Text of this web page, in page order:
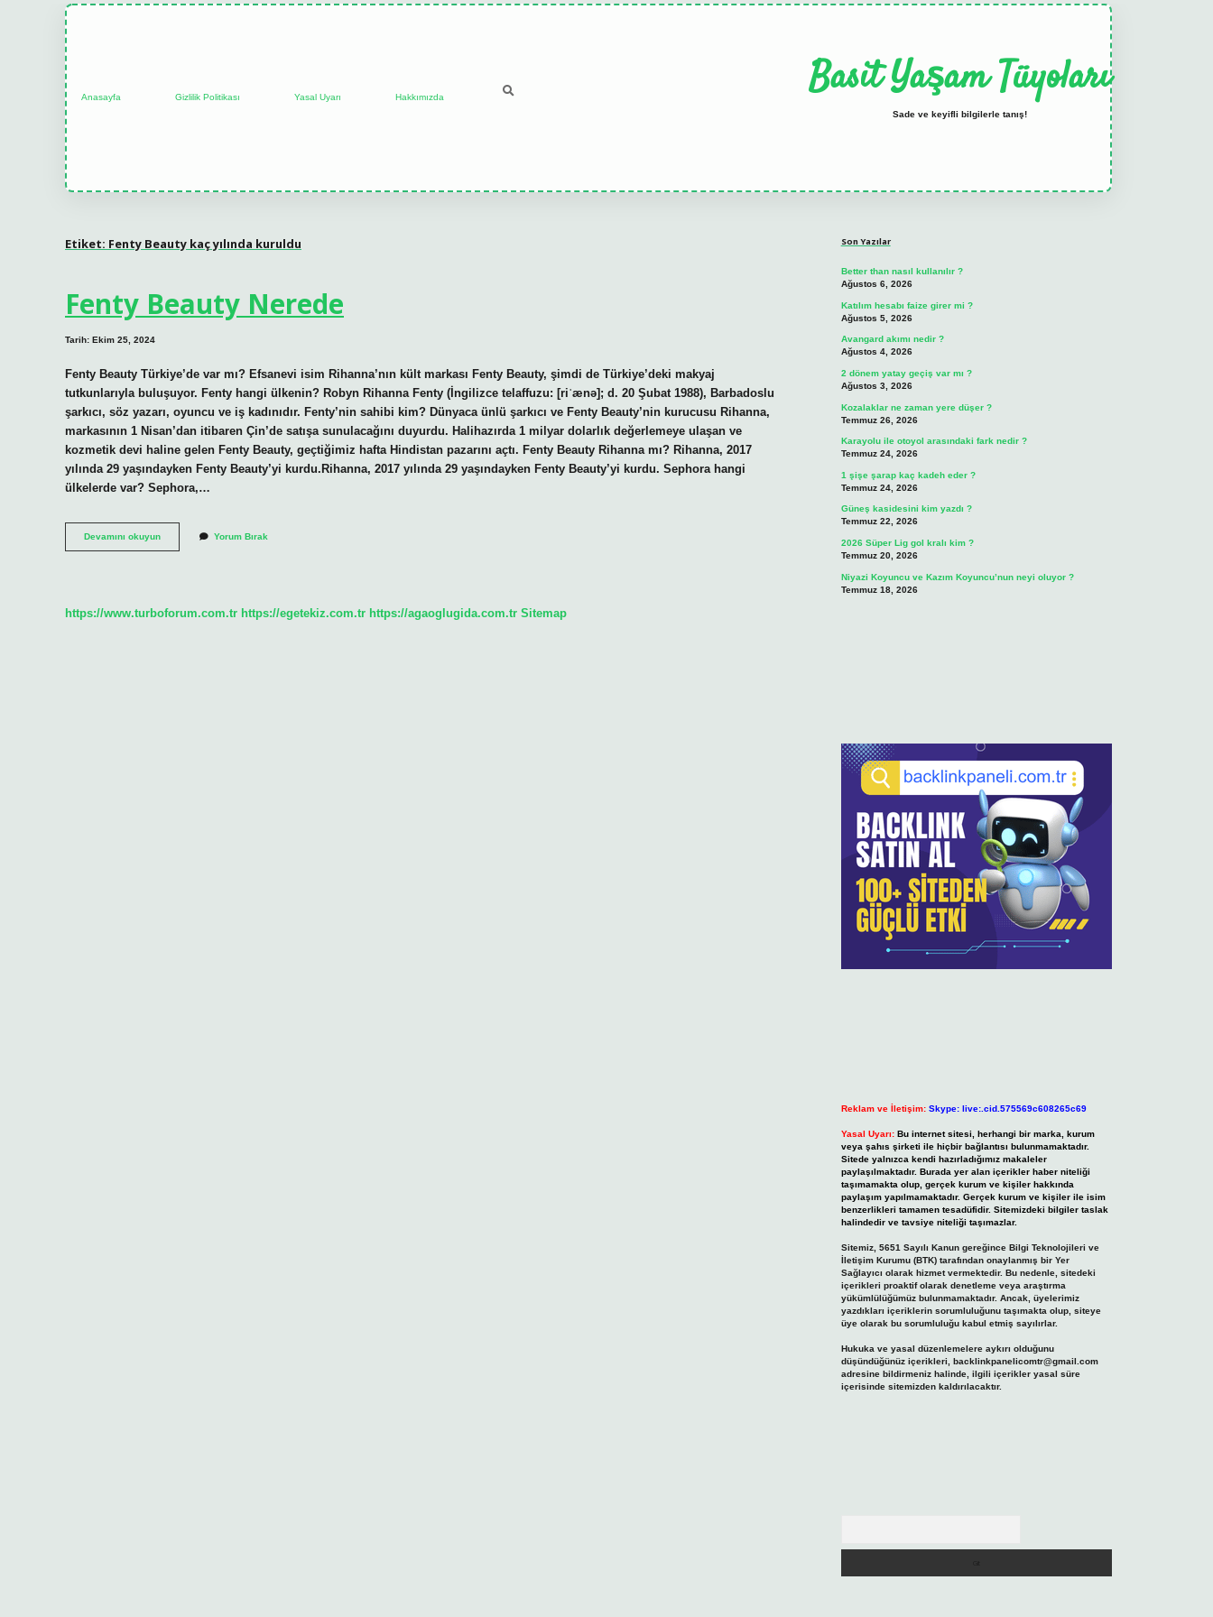
Anasayfa Gizlilik Politikası Yasal Uyarı Hakkımızda Basit Yaşam Tüyoları
Sade ve keyifli bilgilerle tanış!
Etiket: Fenty Beauty kaç yılında kuruldu
Fenty Beauty Nerede
Tarih: Ekim 25, 2024
Fenty Beauty Türkiye’de var mı? Efsanevi isim Rihanna’nın kült markası Fenty Beauty, şimdi de Türkiye’deki makyaj
tutkunlarıyla buluşuyor. Fenty hangi ülkenin? Robyn Rihanna Fenty (İngilizce telaffuzu: [riˈænə]; d. 20 Şubat 1988), Barbadoslu
şarkıcı, söz yazarı, oyuncu ve iş kadınıdır. Fenty’nin sahibi kim? Dünyaca ünlü şarkıcı ve Fenty Beauty’nin kurucusu Rihanna,
markasının 1 Nisan’dan itibaren Çin’de satışa sunulacağını duyurdu. Halihazırda 1 milyar dolarlık değerlemeye ulaşan ve
kozmetik devi haline gelen Fenty Beauty, geçtiğimiz hafta Hindistan pazarını açtı. Fenty Beauty Rihanna mı? Rihanna, 2017
yılında 29 yaşındayken Fenty Beauty’yi kurdu.Rihanna, 2017 yılında 29 yaşındayken Fenty Beauty’yi kurdu. Sephora hangi
ülkelerde var? Sephora,…
Devamını okuyunFenty
Beauty
Yorum Bırak
https://www.turboforum.com.tr https://egetekiz.com.tr https://agaoglugida.com.tr Sitemap
Son Yazılar
Better than nasıl kullanılır ?
Ağustos 6, 2026
Katılım hesabı faize girer mi ?
Ağustos 5, 2026
Avangard akımı nedir ?
Ağustos 4, 2026
2 dönem yatay geçiş var mı ?
Ağustos 3, 2026
Kozalaklar ne zaman yere düşer ?
Temmuz 26, 2026
Karayolu ile otoyol arasındaki fark nedir ?
Temmuz 24, 2026
1 şişe şarap kaç kadeh eder ?
Temmuz 24, 2026
Güneş kasidesini kim yazdı ?
Temmuz 22, 2026
2026 Süper Lig gol kralı kim ?
Temmuz 20, 2026
Niyazi Koyuncu ve Kazım Koyuncu’nun neyi oluyor ?
Temmuz 18, 2026
Reklam ve İletişim: Skype: live:.cid.575569c608265c69
Yasal Uyarı: Bu internet sitesi, herhangi bir marka, kurum
veya şahıs şirketi ile hiçbir bağlantısı bulunmamaktadır.
Sitede yalnızca kendi hazırladığımız makaleler
paylaşılmaktadır. Burada yer alan içerikler haber niteliği
taşımamakta olup, gerçek kurum ve kişiler hakkında
paylaşım yapılmamaktadır. Gerçek kurum ve kişiler ile isim
benzerlikleri tamamen tesadüfidir. Sitemizdeki bilgiler taslak
halindedir ve tavsiye niteliği taşımazlar.
Sitemiz, 5651 Sayılı Kanun gereğince Bilgi Teknolojileri ve
İletişim Kurumu (BTK) tarafından onaylanmış bir Yer
Sağlayıcı olarak hizmet vermektedir. Bu nedenle, sitedeki
içerikleri proaktif olarak denetleme veya araştırma
yükümlülüğümüz bulunmamaktadır. Ancak, üyelerimiz
yazdıkları içeriklerin sorumluluğunu taşımakta olup, siteye
üye olarak bu sorumluluğu kabul etmiş sayılırlar.
Hukuka ve yasal düzenlemelere aykırı olduğunu
düşündüğünüz içerikleri, backlinkpanelicomtr@gmail.com
adresine bildirmeniz halinde, ilgili içerikler yasal süre
içerisinde sitemizden kaldırılacaktır.